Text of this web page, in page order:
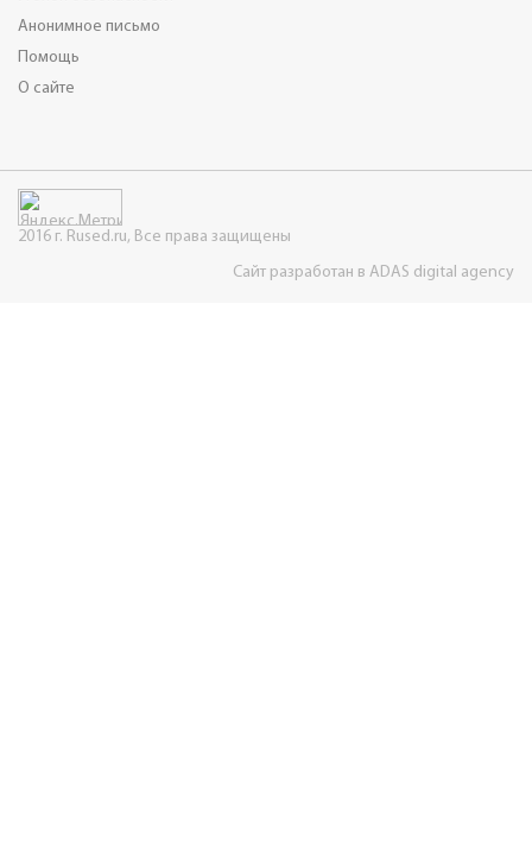
Анонимное письмо
Помощь
О сайте
2016 г. Rused.ru, Все права защищены
Сайт разработан в ADAS digital agency